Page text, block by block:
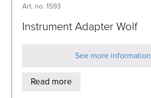
Art. no. 1593
Instrument Adapter Wolf
See more information
Read more